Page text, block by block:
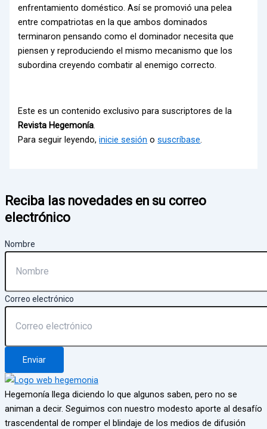
enfrentamiento doméstico. Así se promovió una pelea
entre compatriotas en la que ambos dominados
terminaron pensando como el dominador necesita que
piensen y reproduciendo el mismo mecanismo que los
subordina creyendo combatir al enemigo correcto.
Este es un contenido exclusivo para suscriptores de la
Revista Hegemonía.
Para seguir leyendo,inicie sesión osuscríbase.
Reciba las novedades en su correo
electrónico
Nombre
Correo electrónico
Enviar
Hegemonía llega diciendo lo que algunos saben, pero no se
animan a decir. Seguimos con nuestro modesto aporte al desafío
trascendental de romper el blindaje de los medios de difusión